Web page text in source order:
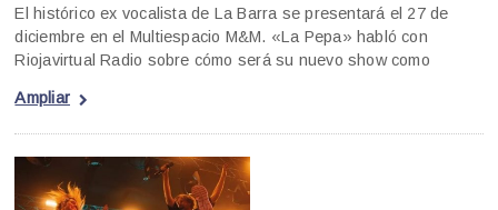
El histórico ex vocalista de La Barra se presentará el 27 de
diciembre en el Multiespacio M&M. «La Pepa» habló con
Riojavirtual Radio sobre cómo será su nuevo show como
Ampliar